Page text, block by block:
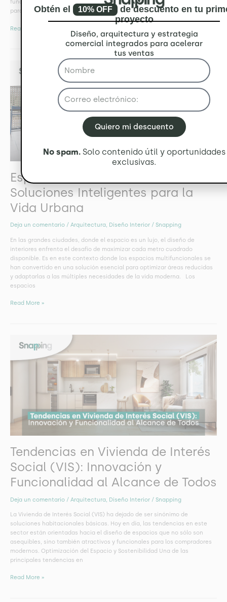
funcionalidad, los espacios de trabajo compartido ahora están diseñados
para fomentar la creatividad, la colaboración y el bienestar de sus
Read More »
Espacios Multifuncionales:
Soluciones Inteligentes para la
Vida Urbana
Deja un comentario / Arquitectura, Diseño Interior / Snapping
En las grandes ciudades, donde el espacio es un lujo, el diseño de
interiores enfrenta el desafío de maximizar cada metro cuadrado
disponible. Es en este contexto donde los espacios multifuncionales se
han convertido en una solución esencial para optimizar áreas reducidas
y adaptarlas a las múltiples necesidades de la vida moderna. Los
espacios
Multifuncionales:
Inteligentes
para
la
Vida
Urbana
Read More »
Tendencias en Vivienda de Interés
Social (VIS): Innovación y
Funcionalidad al Alcance de Todos
Deja un comentario / Arquitectura Diseño Interior / Snapping
La Vivienda de Interés Social (VIS) ha dejado de ser sinónimo de
soluciones habitacionales básicas. Hoy en día, las tendencias en este
sector están orientadas hacia el diseño de espacios que no sólo son
asequibles, sino también atractivos y funcionales para los compradores
modernos. Optimización del Espacio y Sostenibilidad Una de las
principales tendencias en
Funcionalidad
de
Todos
Read More »
Obtén el 10% OFF
de descuento en tu
proyecto
Diseño, arquitectura y estrategia
comercial integrados para acelerar
tus ventas
Quiero mi descuento
No spam.Solo contenido útil y oportunidades
exclusivas.